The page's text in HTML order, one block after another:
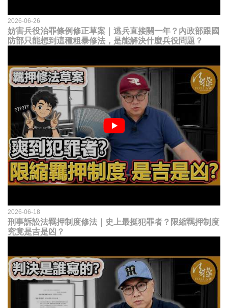
2026-06-26
妨害兵役治罪條例修正草案｜逃兵直接關一年？內政部跟國
防部只能想到這種粗暴修法，是能解決什麼兵役問題？
2026-06-18
刑事訴訟法羈押制度修法｜史上最挺犯罪者？限縮羈押制度
究竟是吉是凶？